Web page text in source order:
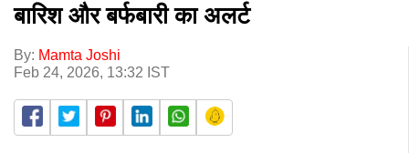
बारिश और बर्फबारी का अलर्ट
By: Mamta Joshi
Feb 24, 2026, 13:32 IST